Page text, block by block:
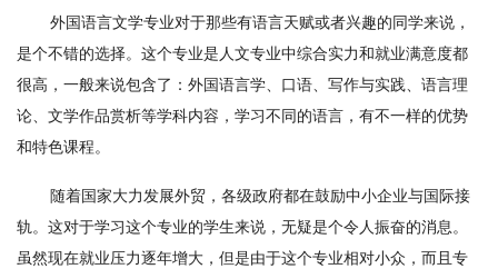
外国语言文学专业对于那些有语言天赋或者兴趣的同学来说，
是个不错的选择。这个专业是人文专业中综合实力和就业满意度都
很高，一般来说包含了：外国语言学、口语、写作与实践、语言理
论、文学作品赏析等学科内容，学习不同的语言，有不一样的优势
和特色课程。
随着国家大力发展外贸，各级政府都在鼓励中小企业与国际接
轨。这对于学习这个专业的学生来说，无疑是个令人振奋的消息。
虽然现在就业压力逐年增大，但是由于这个专业相对小众，而且专